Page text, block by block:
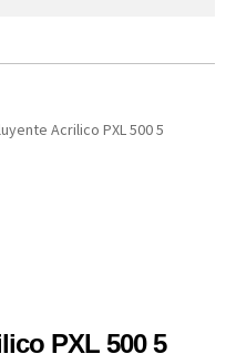
Acrilico PXL 500 5
PXL 500 5